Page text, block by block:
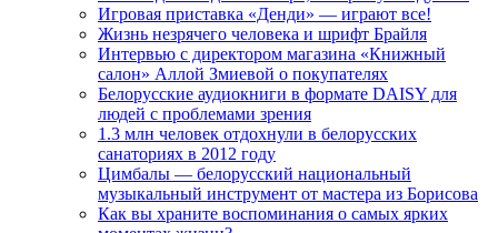
Игровая приставка «Денди» — играют все!
Жизнь незрячего человека и шрифт Брайля
Интервью с директором магазина «Книжный
салон» Аллой Змиевой о покупателях
Белорусские аудиокниги в формате DAISY для
людей с проблемами зрения
1.3 млн человек отдохнули в белорусских
санаториях в 2012 году
Цимбалы — белорусский национальный
музыкальный инструмент от мастера из Борисова
Как вы храните воспоминания о самых ярких